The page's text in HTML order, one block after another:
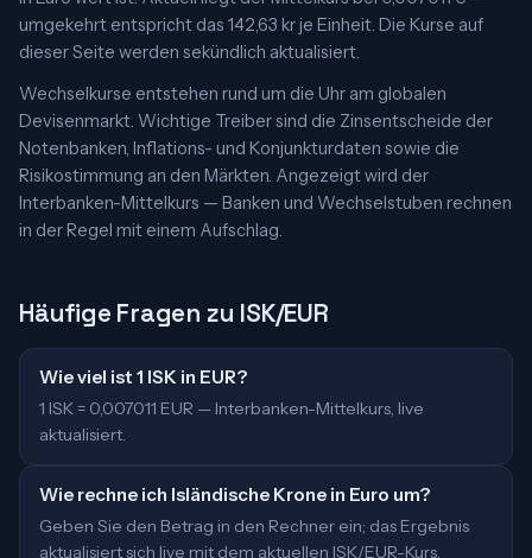
umgekehrt entspricht das 142,63 kr je Einheit. Die Kurse auf
dieser Seite werden sekündlich aktualisiert.
Wechselkurse entstehen rund um die Uhr am globalen
Devisenmarkt. Wichtige Treiber sind die Zinsentscheide der
Notenbanken, Inflations- und Konjunkturdaten sowie die
Risikostimmung an den Märkten. Angezeigt wird der
Interbanken-Mittelkurs — Banken und Wechselstuben rechnen
in der Regel mit einem Aufschlag.
Häufige Fragen zu ISK/EUR
Wie viel ist 1 ISK in EUR?
1 ISK = 0,007011 EUR — Interbanken-Mittelkurs, live
aktualisiert.
Wie rechne ich Isländische Krone in Euro um?
Geben Sie den Betrag in den Rechner ein; das Ergebnis
aktualisiert sich live mit dem aktuellen ISK/EUR-Kurs.